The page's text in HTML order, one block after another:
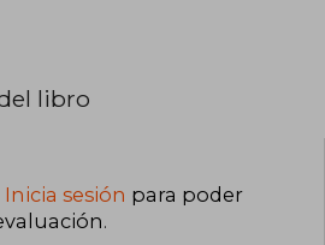
libro
Inicia sesión para poder
.